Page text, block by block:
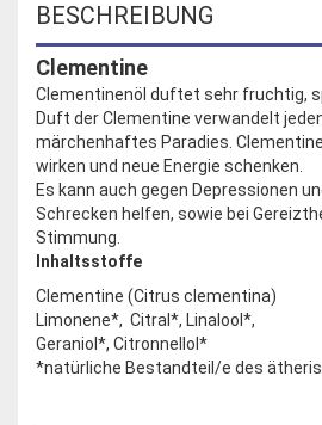
BESCHREIBUNG
Clementine
Clementinenöl duftet sehr fruchtig,
Duft der Clementine verwandelt
märchenhaftes Paradies.
wirken und neue Energie schenken.
Es kann auch gegen Depressionen
Schrecken helfen, sowie bei
Stimmung.
Inhaltsstoffe
Clementine (Citrus clementina)
Limonene*, Citral*, Linalool*,
Geraniol*, Citronnellol*
*natürliche Bestandteil/e des